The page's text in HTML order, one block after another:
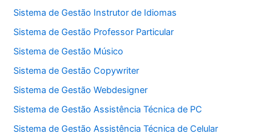
Sistema de Gestão Instrutor de Idiomas
Sistema de Gestão Professor Particular
Sistema de Gestão Músico
Sistema de Gestão Copywriter
Sistema de Gestão Webdesigner
Sistema de Gestão Assistência Técnica de PC
Sistema de Gestão Assistência Técnica de Celular